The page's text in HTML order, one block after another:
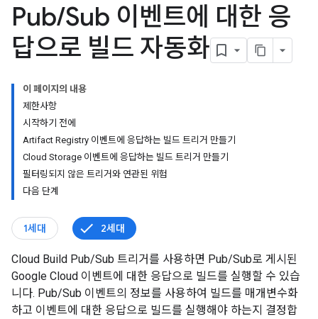
Pub/Sub 이벤트에 대한 응
답으로 빌드 자동화
이 페이지의 내용
제한사항
시작하기 전에
Artifact Registry 이벤트에 응답하는 빌드 트리거 만들기
Cloud Storage 이벤트에 응답하는 빌드 트리거 만들기
필터링되지 않은 트리거와 연관된 위험
다음 단계
1세대 2세대
Cloud Build Pub/Sub 트리거를 사용하면 Pub/Sub로 게시된
Google Cloud 이벤트에 대한 응답으로 빌드를 실행할 수 있습
니다. Pub/Sub 이벤트의 정보를 사용하여 빌드를 매개변수화
하고 이벤트에 대한 응답으로 빌드를 실행해야 하는지 결정합